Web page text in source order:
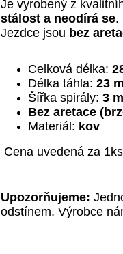
Je vyrobený z
stálost a neodírá se.
Jezdce jsou bez
Celková délka:
Délka táhla: 23
Šířka spirály: 3
Bez aretace
Materiál: kov
Cena uvedená za
Upozorňujeme:
odstínem. Výrobce